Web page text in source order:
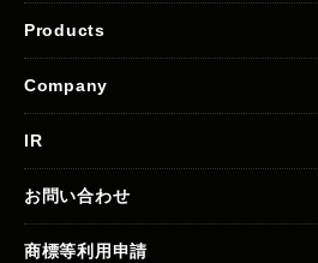
Products
Company
IR
お問い合わせ
商標等利用申請